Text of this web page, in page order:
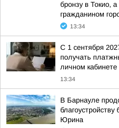
бронзу в Токио,
гражданином
13:34
С 1 сентября
получать
личном кабинете
13:34
В Барнауле
Юрина